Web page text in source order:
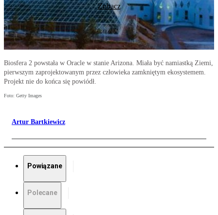
Zobacz
Biosfera 2 powstała w Oracle w stanie Arizona. Miała być namiastką Ziemi,
pierwszym zaprojektowanym przez człowieka zamkniętym ekosystemem.
Projekt nie do końca się powiódł.
Foto: Getty Images
Artur Bartkiewicz
Powiązane
Polecane